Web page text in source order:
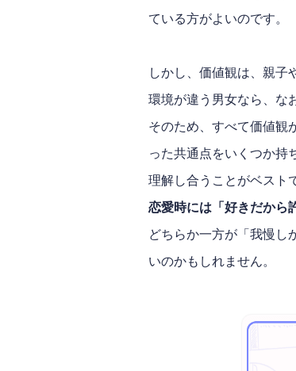
ている方がよいのです。
しかし、価値観は、親子
環境が違う男女なら、な
そのため、すべて価値観
った共通点をいくつか持
理解し合うことがベスト
恋愛時には「好きだから
どちらか一方が「我慢し
いのかもしれません。